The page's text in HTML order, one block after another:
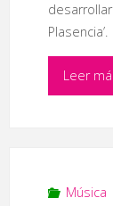
Plasencia’.
Leer
Música